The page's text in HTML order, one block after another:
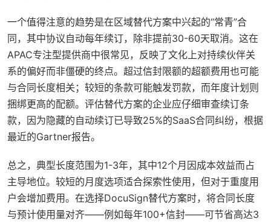
一个值得注意的趋势是在区域替代方案中兴起的“常青”合
同，其中协议自动每年续订，除非提前30-60天取消。这在
APAC专注型提供商中很常见，反映了文化上对持续伙伴关
系的偏好而非僵硬的终点。超过信封限额的超额费用也可能
与合同长度相关；较短的条款可能触发罚款，而年度计划则
捆绑更高的配额。评估替代方案的企业应仔细审查续订条
款，因为隐藏的自动续订已导致25%的SaaS合同纠纷，根据
最近的Gartner报告。
总之，典型长度范围为1-3年，其中12个月因成本效益而占
主导地位。较短的月度选项适合探索性使用，但对于重度用
户会增加费用。在选择DocuSign替代方案时，将合同长度
与预计使用量对齐——例如每年100+信封——可节省高达3